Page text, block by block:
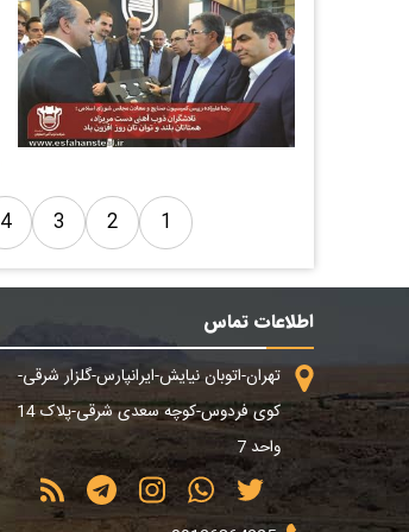
1
2
3
4
اطلاعات تماس
تهران-اتوبان نیایش-ایرانپارس-گلزار شرقی-
کوی فردوس-کوچه سعدی شرقی-پلاک 14
واحد 7